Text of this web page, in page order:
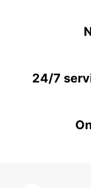
24/7